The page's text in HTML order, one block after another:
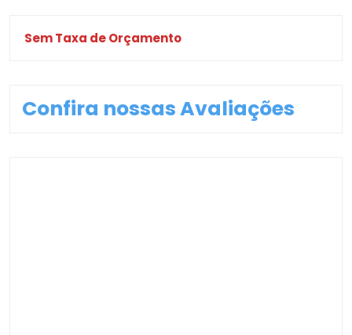
Sem Taxa de Orçamento
Confira nossas Avaliações